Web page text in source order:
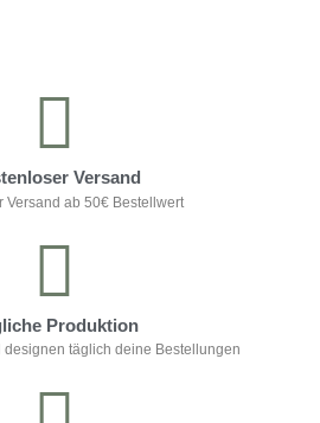
Versand
Versand ab 50€ Bestellwert
Produktion
täglich deine Bestellungen